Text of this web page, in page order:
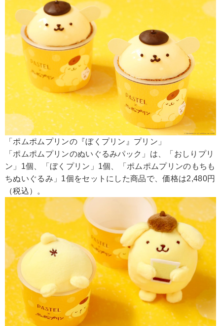
「ポムポムプリンの『ぼくプリン』プリン」
「ポムポムプリンのぬいぐるみパック」は、「おしりプリ
ン」1個、「ぼくプリン」1個、「ポムポムプリンのもちも
ちぬいぐるみ」1個をセットにした商品で、価格は2,480円
（税込）。